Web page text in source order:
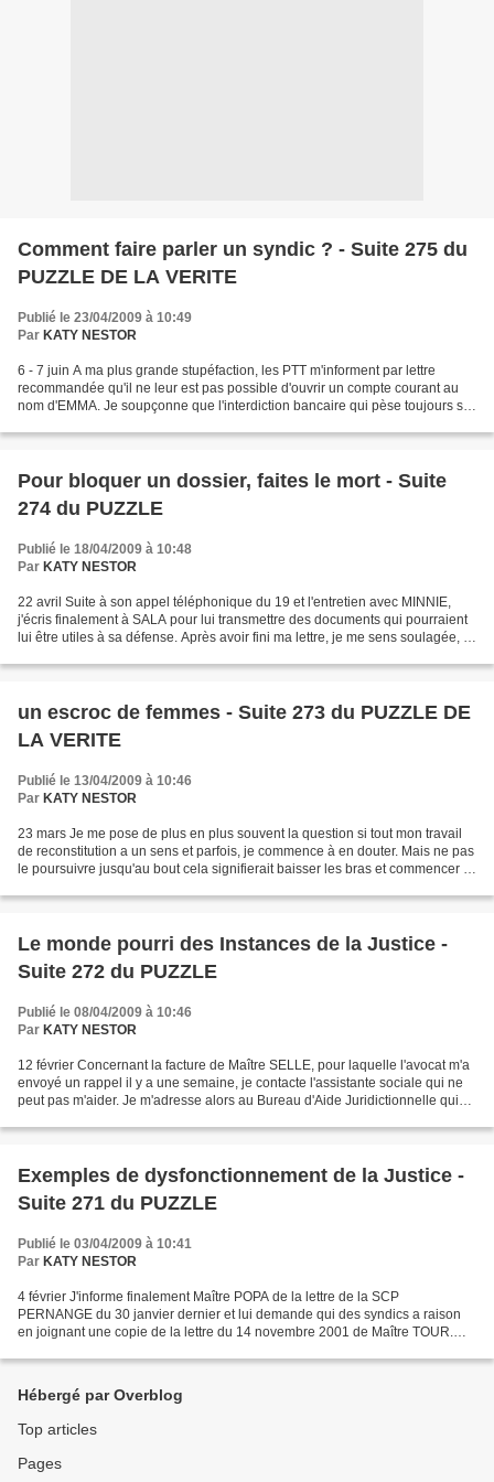
Comment faire parler un syndic ? - Suite 275 du
PUZZLE DE LA VERITE
Publié le 23/04/2009 à 10:49
Par KATY NESTOR
6 - 7 juin A ma plus grande stupéfaction, les PTT m'informent par lettre
recommandée qu'il ne leur est pas possible d'ouvrir un compte courant au
nom d'EMMA. Je soupçonne que l'interdiction bancaire qui pèse toujours sur
Pour bloquer un dossier, faites le mort - Suite
274 du PUZZLE
Publié le 18/04/2009 à 10:48
Par KATY NESTOR
22 avril Suite à son appel téléphonique du 19 et l'entretien avec MINNIE,
j'écris finalement à SALA pour lui transmettre des documents qui pourraient
lui être utiles à sa défense. Après avoir fini ma lettre, je me sens soulagée, le
un escroc de femmes - Suite 273 du PUZZLE DE
LA VERITE
Publié le 13/04/2009 à 10:46
Par KATY NESTOR
23 mars Je me pose de plus en plus souvent la question si tout mon travail
de reconstitution a un sens et parfois, je commence à en douter. Mais ne pas
le poursuivre jusqu'au bout cela signifierait baisser les bras et commencer à
Le monde pourri des Instances de la Justice -
Suite 272 du PUZZLE
Publié le 08/04/2009 à 10:46
Par KATY NESTOR
12 février Concernant la facture de Maître SELLE, pour laquelle l'avocat m'a
envoyé un rappel il y a une semaine, je contacte l'assistante sociale qui ne
peut pas m'aider. Je m'adresse alors au Bureau d'Aide Juridictionnelle qui
Exemples de dysfonctionnement de la Justice -
Suite 271 du PUZZLE
Publié le 03/04/2009 à 10:41
Par KATY NESTOR
4 février J'informe finalement Maître POPA de la lettre de la SCP
PERNANGE du 30 janvier dernier et lui demande qui des syndics a raison
en joignant une copie de la lettre du 14 novembre 2001 de Maître TOUR.
Hébergé par Overblog
Top articles
Pages